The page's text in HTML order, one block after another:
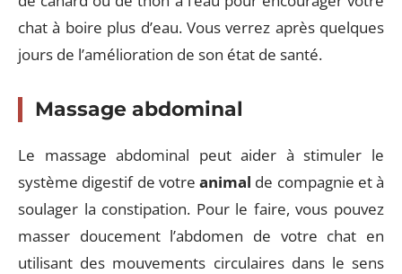
chat à boire plus d’eau. Vous verrez après quelques
jours de l’amélioration de son état de santé.
Massage abdominal
Le massage abdominal peut aider à stimuler le
système digestif de votre animal de compagnie et à
soulager la constipation. Pour le faire, vous pouvez
masser doucement l’abdomen de votre chat en
utilisant des mouvements circulaires dans le sens